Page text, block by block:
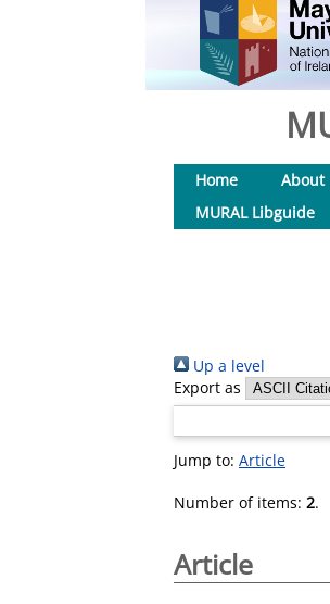
Home About
MURAL Libguide
Up a level
Export as
Jump to: Article
Number of items: 2.
Article